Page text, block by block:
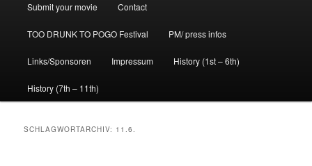
Submit your movie Contact
TOO DRUNK TO POGO Festival PM/ press infos
Links/Sponsoren Impressum History (1st – 6th)
History (7th – 11th)
SCHLAGWORTARCHIV: 11.6.